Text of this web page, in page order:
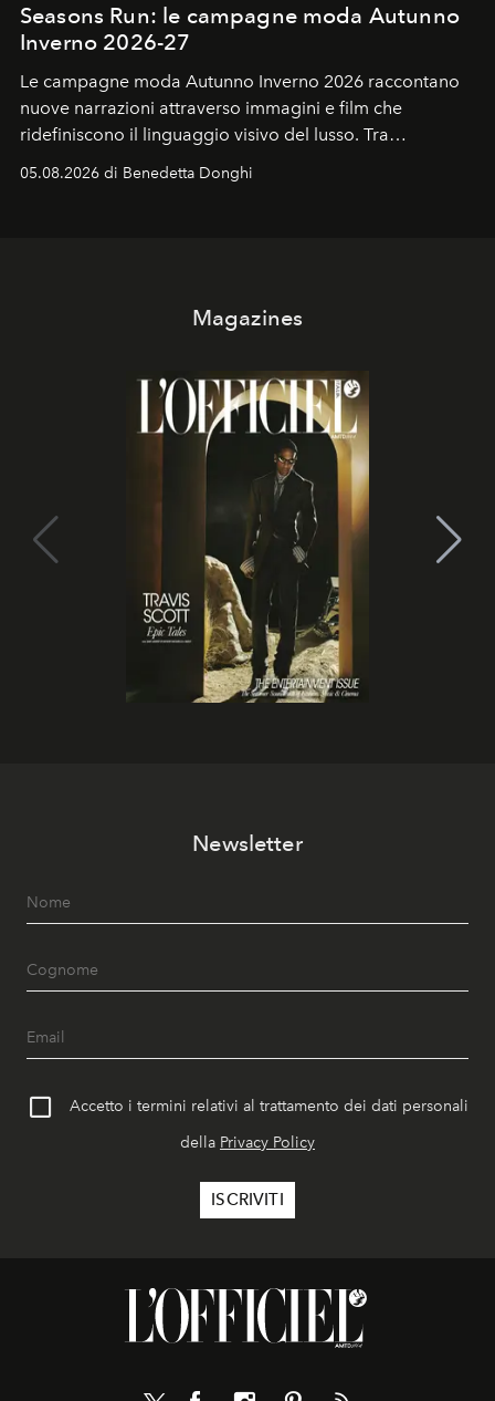
Seasons Run: le campagne moda Autunno
Inverno 2026-27
Le campagne moda Autunno Inverno 2026 raccontano
nuove narrazioni attraverso immagini e film che
ridefiniscono il linguaggio visivo del lusso. Tra
contemporanea e storytelling d'autore, le maison
05.08.2026 di Benedetta Donghi
Magazines
Newsletter
Accetto i termini relativi al trattamento dei dati personali
della Privacy Policy